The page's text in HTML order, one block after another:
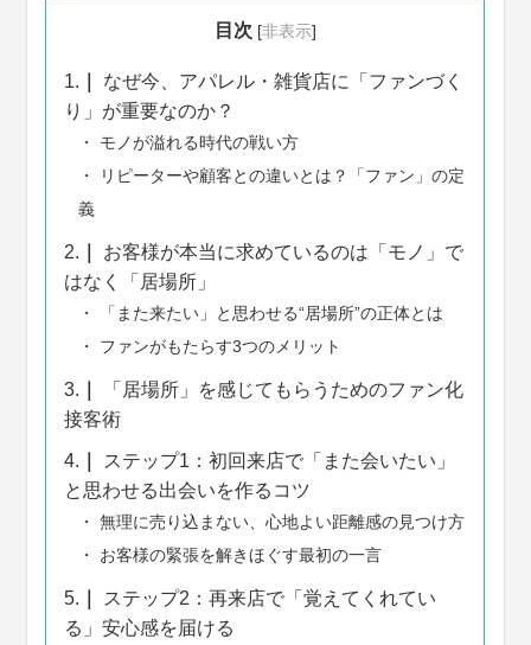
目次 [非表示]
1.
なぜ今、アパレル・雑貨店に「ファンづく
り」が重要なのか？
モノが溢れる時代の戦い方
リピーターや顧客との違いとは？「ファン」の定
義
2.
お客様が本当に求めているのは「モノ」で
はなく「居場所」
「また来たい」と思わせる“居場所”の正体とは
ファンがもたらす3つのメリット
3.
「居場所」を感じてもらうためのファン化
接客術
4.
ステップ1：初回来店で「また会いたい」
と思わせる出会いを作るコツ
無理に売り込まない、心地よい距離感の見つけ方
お客様の緊張を解きほぐす最初の一言
5.
ステップ2：再来店で「覚えてくれてい
る」安心感を届ける